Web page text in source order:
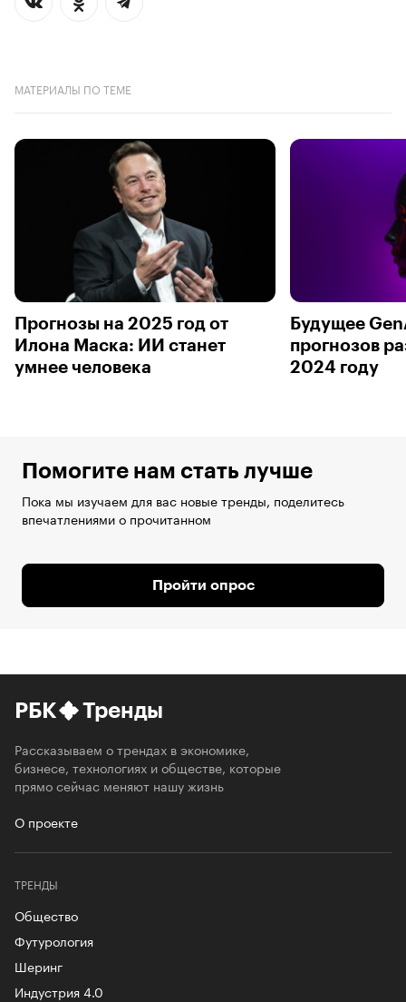
МАТЕРИАЛЫ ПО ТЕМЕ
Прогнозы на 2025 год от
Илона Маска: ИИ станет
умнее человека
Будущее
прогнозов
2024 году
Помогите нам стать лучше
Пока мы изучаем для вас новые тренды, поделитесь
впечатлениями о прочитанном
Пройти опрос
РБК Тренды
Рассказываем о трендах в экономике,
бизнесе, технологиях и обществе, которые
прямо сейчас меняют нашу жизнь
О проекте
ТРЕНДЫ
Общество
Футурология
Шеринг
Индустрия 4.0